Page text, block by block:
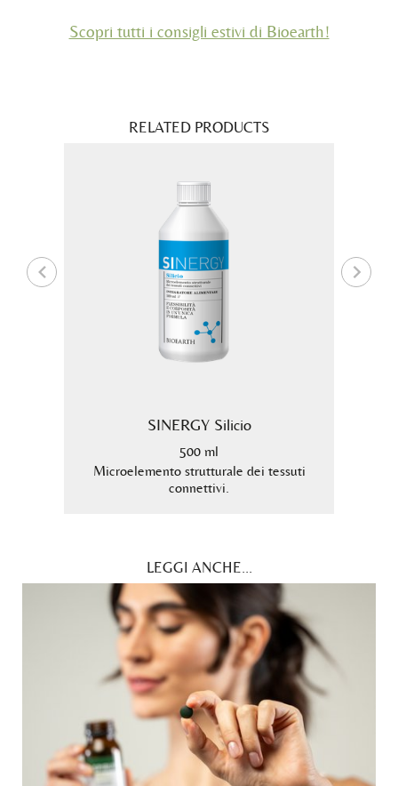
Scopri tutti i consigli estivi di Bioearth!
RELATED PRODUCTS
SINERGY Silicio
500 ml
Microelemento strutturale dei tessuti
connettivi.
LEGGI ANCHE...